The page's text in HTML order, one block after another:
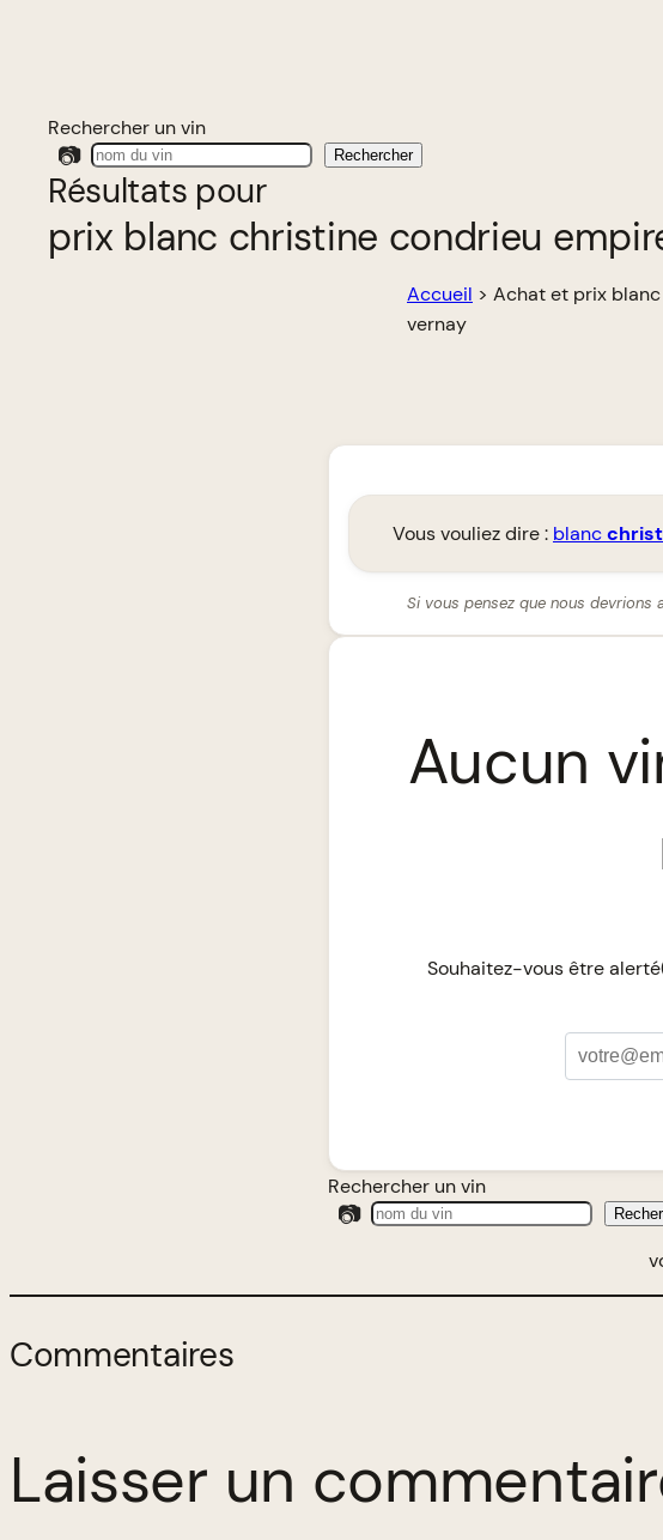
Rechercher un vin
📷 Rechercher
Résultats pour
prix blanc christine condrieu
Accueil > Achat et prix
vernay
Vous vouliez dire : blanc
Si vous pensez que nous
Aucun
Souhaitez-vous être
Rechercher un vin
📷
Commentaires
Laisser un